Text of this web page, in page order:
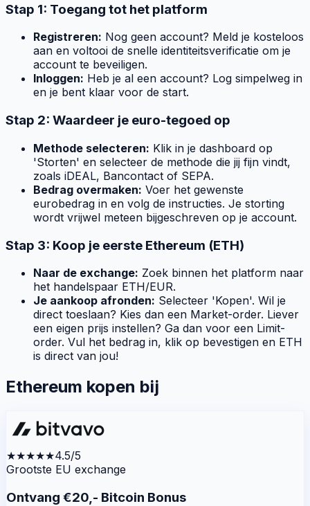
Stap 1: Toegang tot het platform
Registreren: Nog geen account? Meld je kosteloos
aan en voltooi de snelle identiteitsverificatie om je
account te beveiligen.
Inloggen: Heb je al een account? Log simpelweg in
en je bent klaar voor de start.
Stap 2: Waardeer je euro-tegoed op
Methode selecteren: Klik in je dashboard op
'Storten' en selecteer de methode die jij fijn vindt,
zoals iDEAL, Bancontact of SEPA.
Bedrag overmaken: Voer het gewenste
eurobedrag in en volg de instructies. Je storting
wordt vrijwel meteen bijgeschreven op je account.
Stap 3: Koop je eerste Ethereum (ETH)
Naar de exchange: Zoek binnen het platform naar
het handelspaar ETH/EUR.
Je aankoop afronden: Selecteer 'Kopen'. Wil je
direct toeslaan? Kies dan een Market-order. Liever
een eigen prijs instellen? Ga dan voor een Limit-
order. Vul het bedrag in, klik op bevestigen en ETH
is direct van jou!
Ethereum kopen bij
★★★★★4.5/5
Grootste EU exchange
Ontvang €20,- Bitcoin Bonus